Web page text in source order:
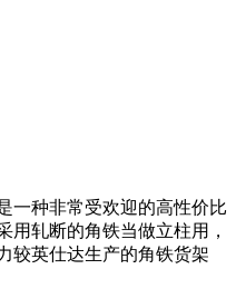
一种非常受欢迎的高性价比
用轧断的角铁当做立柱用，
较英仕达生产的角铁货架